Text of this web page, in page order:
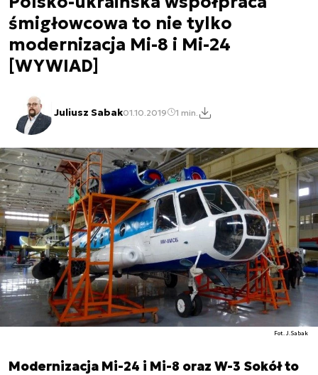
śmigłowcowa to nie tylko
modernizacja Mi-8 i Mi-24
[WYWIAD]
Juliusz Sabak01.10.2019 1 min.
Fot. J.Sabak
Modernizacja Mi-24 i Mi-8 oraz W-3 Sokół to